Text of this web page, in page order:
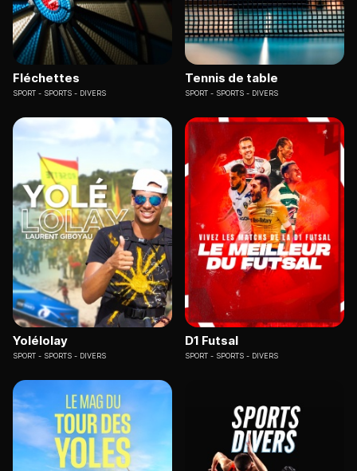
Fléchettes
SPORT SPORTS - DIVERS
Tennis de table
SPORT SPORTS - DIVERS
Yolélolay
SPORT SPORTS - DIVERS
D1 Futsal
SPORT SPORTS - DIVERS